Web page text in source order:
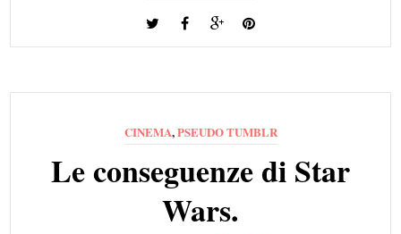
CINEMA,PSEUDO TUMBLR
Le conseguenze di Star
Wars.